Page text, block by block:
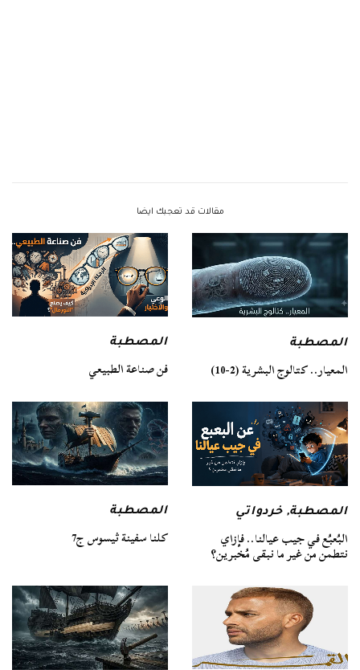
مقالات قد تعجبك ايضا
المصطبة
المعيار.. كتالوج البشرية (2-10)
المصطبة
فن صناعة الطبيعي
المصطبة,خردواتي
البُعبُع في جيب عيالنا.. فإزاي
نتطمن من غير ما نبقى مُخبرين؟
المصطبة
كلنا سفينة ثيسوس ج7